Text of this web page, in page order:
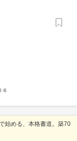
６
始める、本格書道。築70